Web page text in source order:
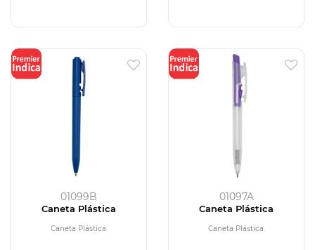
01099B
Caneta Plástica
Caneta Plástica.
01097A
Caneta Plástica
Caneta Plástica.